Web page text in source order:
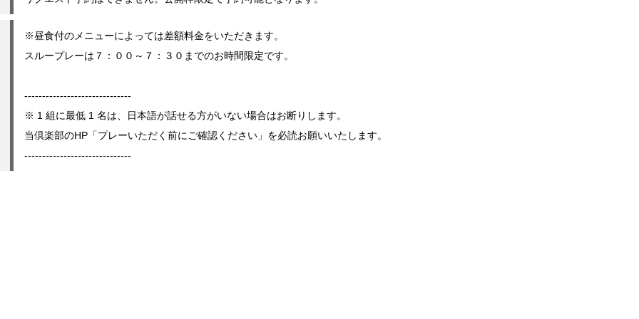
※昼食付のメニューによっては差額料金をいただきます。
スループレーは７：００～７：３０までのお時間限定です。
------------------------------
※ 1 組に最低 1 名は、日本語が話せる方がいない場合はお断りします。
当倶楽部のHP「プレーいただく前にご確認ください」を必読お願いいたします。
------------------------------